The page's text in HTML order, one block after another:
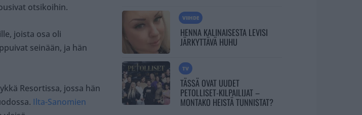
otsikoihin.
joista osa oli
seinään, ja hän
Resortissa, jossa hän
Ilta-Sanomien
VIIHDE
HENNA KALINAISESTA LEVISI
JÄRKYTTÄVÄ HUHU
TV
TÄSSÄ OVAT UUDET
PETOLLISET-KILPAILIJAT –
MONTAKO HEISTÄ TUNNISTAT?